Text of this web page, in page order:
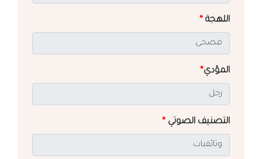
اللهجة *
المؤدي*
التصنيف الصوتي *